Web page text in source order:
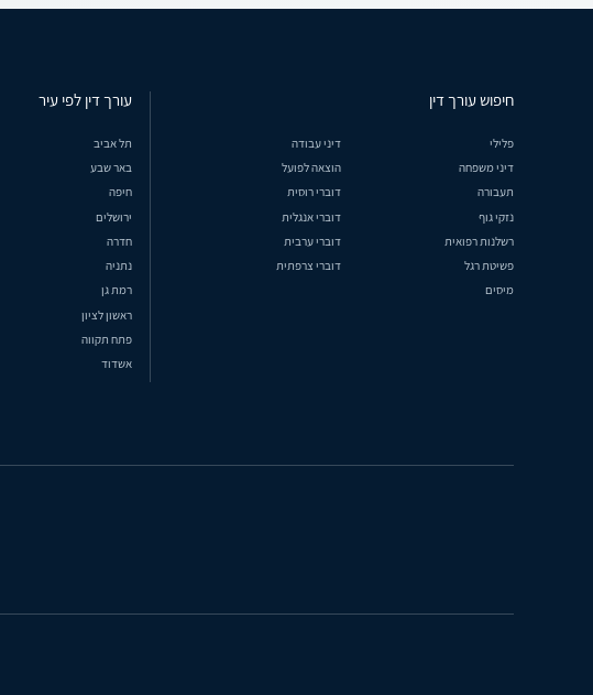
חיפוש עורך דין
פלילי
דיני עבודה
דיני משפחה
הוצאה לפועל
תעבורה
דוברי רוסית
נזקי גוף
דוברי אנגלית
רשלנות רפואית
דוברי ערבית
פשיטת רגל
דוברי צרפתית
מיסים
עורך דין לפי עיר
תל אביב
באר שבע
חיפה
ירושלים
חדרה
נתניה
רמת גן
ראשון לציון
פתח תקווה
אשדוד